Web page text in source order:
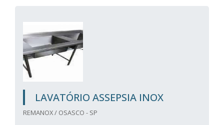
LAVATÓRIO ASSEPSIA INOX
REMANOX / OSASCO - SP